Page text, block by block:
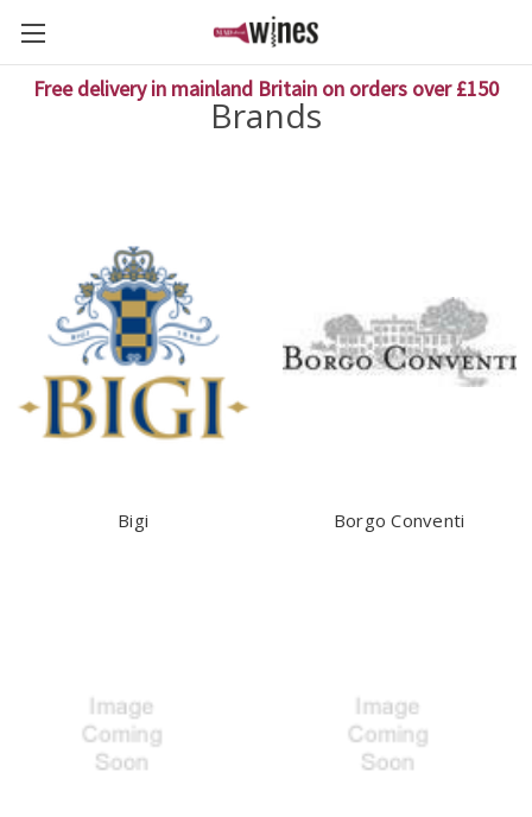
Free delivery in mainland Britain on orders over £150
Brands
Bigi Borgo Conventi